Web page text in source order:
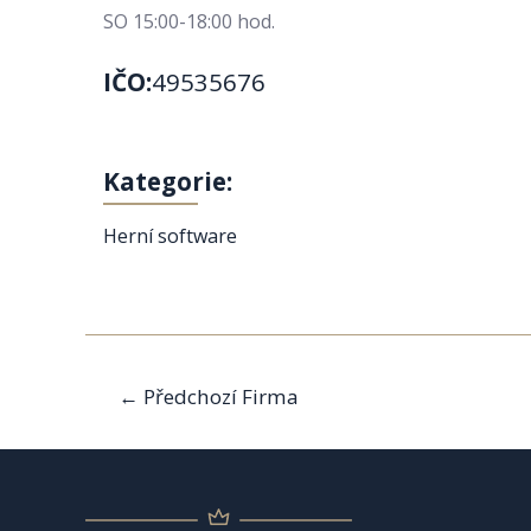
SO 15:00-18:00 hod.
IČO:49535676
Kategorie:
Herní software
Navigace
pro
příspěvek
← Předchozí Firma